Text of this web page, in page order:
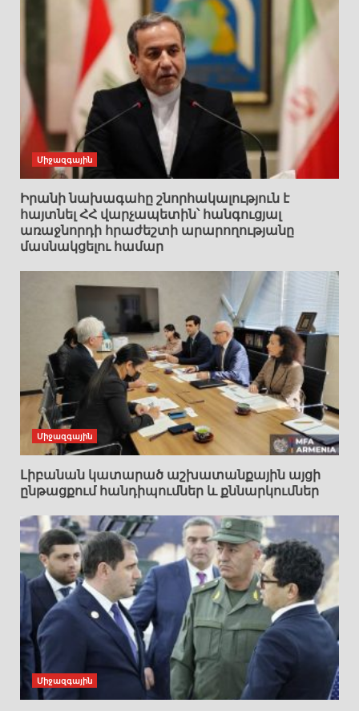
Միջազգային
Իրանի նախագահը շնորհակալություն է
հայտնել ՀՀ վարչապետին՝ հանգուցյալ
առաջնորդի հրաժեշտի արարողությանը
մասնակցելու համար
Միջազգային
Լիբանան կատարած աշխատանքային այցի
ընթացքում հանդիպումներ և քննարկումներ
Միջազգային